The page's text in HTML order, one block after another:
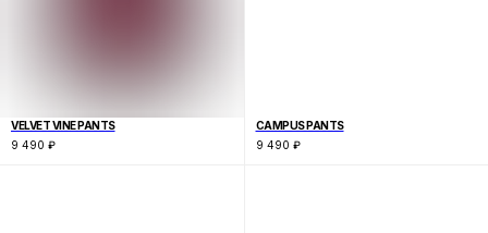
VELVET VINE PANTS
9 490 ₽
CAMPUS PANTS
9 490 ₽